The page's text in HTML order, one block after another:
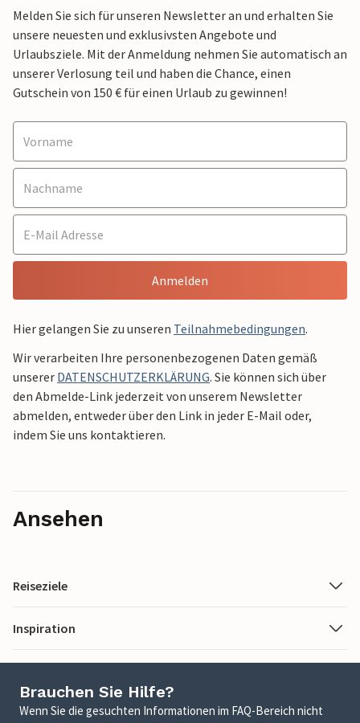
Melden Sie sich für unseren Newsletter an und erhalten Sie
unsere neuesten und exklusivsten Angebote und
Urlaubsziele. Mit der Anmeldung nehmen Sie automatisch an
unserer Verlosung teil und haben die Chance, einen
Gutschein von 150 € für einen Urlaub zu gewinnen!
Anmelden
Hier gelangen Sie zu unseren Teilnahmebedingungen.
Wir verarbeiten Ihre personenbezogenen Daten gemäß
unserer DATENSCHUTZERKLÄRUNG. Sie können sich über
den Abmelde-Link jederzeit von unserem Newsletter
abmelden, entweder über den Link in jeder E-Mail oder,
indem Sie uns kontaktieren.
Ansehen
Reiseziele
Inspiration
Brauchen Sie Hilfe?
Wenn Sie die gesuchten Informationen im FAQ-Bereich nicht